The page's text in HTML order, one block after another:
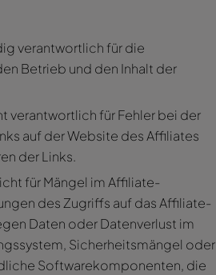
verantwortlich für die
Betrieb und den Inhalt der
verantwortlich für Fehler bei der
auf der Website des Affiliates
der Links.
für Mängel im Affiliate-
des Zugriffs auf das Affiliate-
Daten oder Datenverlust im
Sicherheitsmängel oder
Softwarekomponenten, die